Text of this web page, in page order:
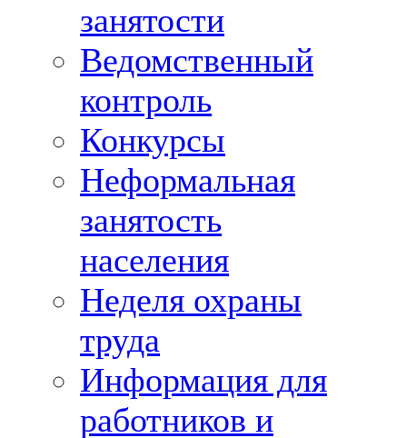
занятости
Ведомственный
контроль
Конкурсы
Неформальная
занятость
населения
Неделя охраны
труда
Информация для
работников и